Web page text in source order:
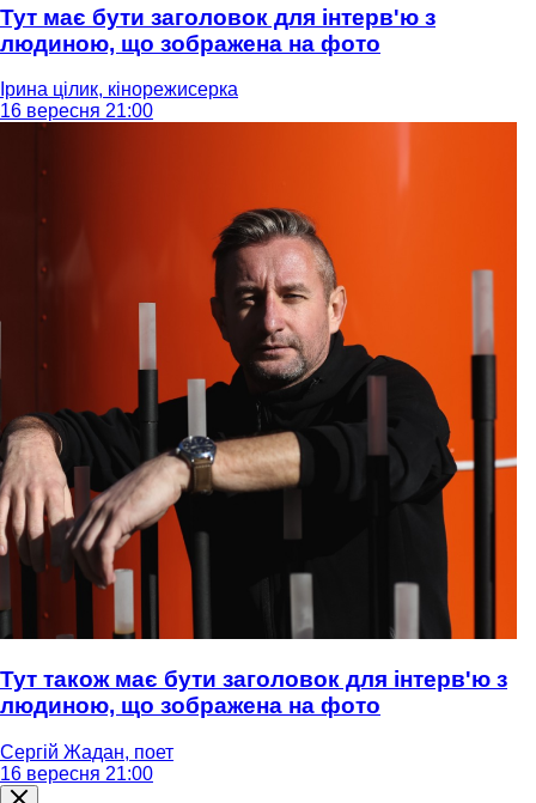
Тут має бути заголовок для інтерв'ю з
людиною, що зображена на фото
Ірина цілик, кінорежисерка
16 вересня 21:00
Тут також має бути заголовок для інтерв'ю з
людиною, що зображена на фото
Сергій Жадан, поет
16 вересня 21:00